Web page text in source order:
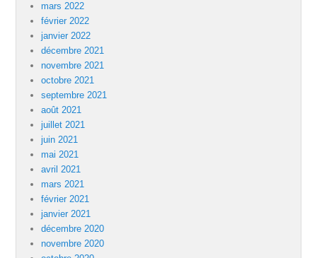
mars 2022
février 2022
janvier 2022
décembre 2021
novembre 2021
octobre 2021
septembre 2021
août 2021
juillet 2021
juin 2021
mai 2021
avril 2021
mars 2021
février 2021
janvier 2021
décembre 2020
novembre 2020